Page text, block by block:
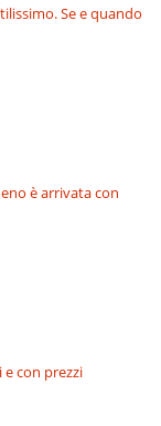
Se e quando
è arrivata con
con prezzi